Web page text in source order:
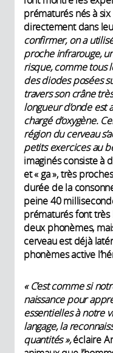
prématurés nés à
directement dans
confirmer, on a
proche infrarouge,
risque, comme tous
des diodes posées
travers son crâne
longueur d’onde est
chargé d’oxygène.
région du cerveau
petits exercices au
imaginés consiste à
et « ga », très
durée de la
peine 40
prématurés font
deux phonèmes,
cerveau est déjà
phonèmes active
« C’est comme si
naissance pour
essentielles à notre
langage, la
quantités »,éclaire